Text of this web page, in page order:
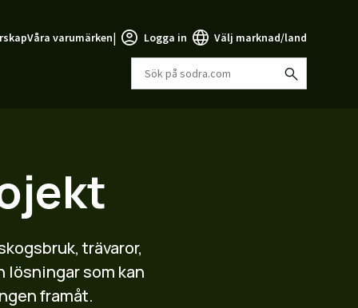
Våra varumärken| Logga in Välj marknad/land
trävaror,
lösningar som kan
framåt.